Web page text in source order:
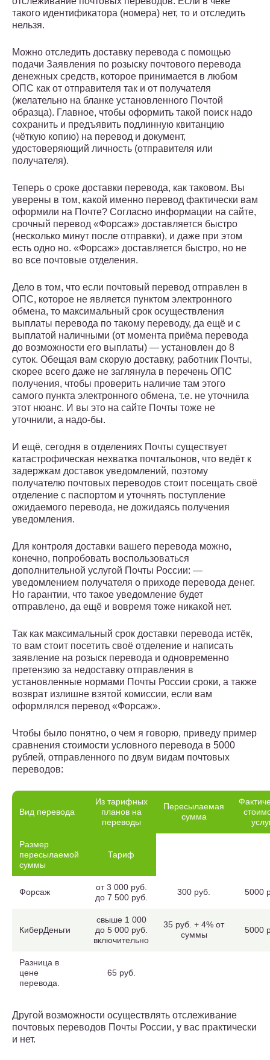
такого идентификатора (номера) нет, то и отследить
нельзя.
Можно отследить доставку перевода с помощью
подачи Заявления по розыску почтового перевода
денежных средств, которое принимается в любом
ОПС как от отправителя так и от получателя
(желательно на бланке установленного Почтой
образца). Главное, чтобы оформить такой поиск надо
сохранить и предъявить подлинную квитанцию
(чёткую копию) на перевод и документ,
удостоверяющий личность (отправителя или
получателя).
Теперь о сроке доставки перевода, как таковом. Вы
уверены в том, какой именно перевод фактически вам
оформили на Почте? Согласно информации на сайте,
срочный перевод «Форсаж» доставляется быстро
(несколько минут после отправки), и даже при этом
есть одно но. «Форсаж» доставляется быстро, но не
во все почтовые отделения.
Дело в том, что если почтовый перевод отправлен в
ОПС, которое не является пунктом электронного
обмена, то максимальный срок осуществления
выплаты перевода по такому переводу, да ещё и с
выплатой наличными (от момента приёма перевода
до возможности его выплаты) — установлен до 8
суток. Обещая вам скорую доставку, работник Почты,
скорее всего даже не заглянула в перечень ОПС
получения, чтобы проверить наличие там этого
самого пункта электронного обмена, т.е. не уточнила
этот нюанс. И вы это на сайте Почты тоже не
уточнили, а надо-бы.
И ещё, сегодня в отделениях Почты существует
катастрофическая нехватка почтальонов, что ведёт к
задержкам доставок уведомлений, поэтому
получателю почтовых переводов стоит посещать своё
отделение с паспортом и уточнять поступление
ожидаемого перевода, не дожидаясь получения
уведомления.
Для контроля доставки вашего перевода можно,
конечно, попробовать воспользоваться
дополнительной услугой Почты России: —
уведомлением получателя о приходе перевода денег.
Но гарантии, что такое уведомление будет
отправлено, да ещё и вовремя тоже никакой нет.
Так как максимальный срок доставки перевода истёк,
то вам стоит посетить своё отделение и написать
заявление на розыск перевода и одновременно
претензию за недоставку отправления в
установленные нормами Почты России сроки, а также
возврат излишне взятой комиссии, если вам
оформлялся перевод «Форсаж».
Чтобы было понятно, о чем я говорю, приведу пример
сравнения стоимости условного перевода в 5000
рублей, отправленного по двум видам почтовых
переводов:
Вид перевода
Из тарифных
планов на
переводы
Пересылаемая
сумма
Размер
пересылаемой
суммы
Тариф
Форсаж
от 3 000 руб.
до 7 500 руб.
300 руб. 5000
КиберДеньги
свыше 1 000
до 5 000 руб.
включительно
35 руб. + 4% от
суммы
5000
Разница в
цене
перевода.
65 руб.
Другой возможности осуществлять отслеживание
почтовых переводов Почты России, у вас практически
и нет.